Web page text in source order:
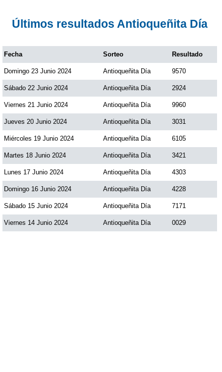
Paisita 3
Pick 3 Día
Pick 3 Noche
Pick 4 Día
Pick 4 Noche
Pijao de Oro
Últimos resultados Antioqueñita Día
Fecha Sorteo Resultado
Domingo 23 Junio 2024 Antioqueñita Día 9570
Sábado 22 Junio 2024 Antioqueñita Día 2924
Viernes 21 Junio 2024 Antioqueñita Día 9960
Jueves 20 Junio 2024 Antioqueñita Día 3031
Miércoles 19 Junio 2024 Antioqueñita Día 6105
Martes 18 Junio 2024 Antioqueñita Día 3421
Lunes 17 Junio 2024 Antioqueñita Día 4303
Domingo 16 Junio 2024 Antioqueñita Día 4228
Sábado 15 Junio 2024 Antioqueñita Día 7171
Viernes 14 Junio 2024 Antioqueñita Día 0029